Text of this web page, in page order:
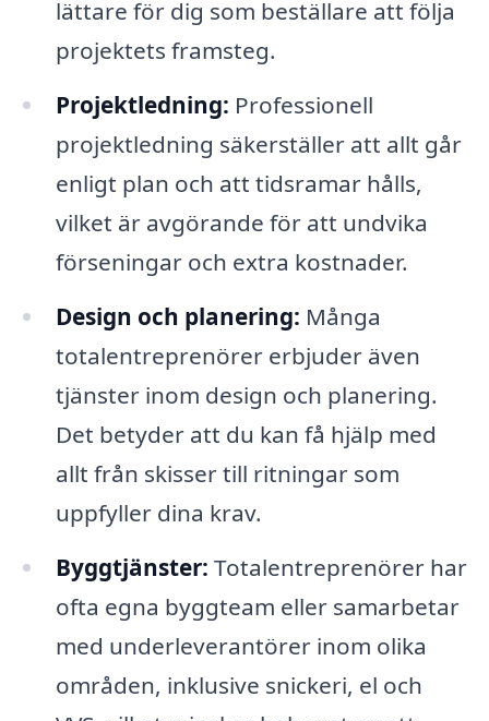
lättare för dig som beställare att följa
projektets framsteg.
Projektledning: Professionell
projektledning säkerställer att allt går
enligt plan och att tidsramar hålls,
vilket är avgörande för att undvika
förseningar och extra kostnader.
Design och planering: Många
totalentreprenörer erbjuder även
tjänster inom design och planering.
Det betyder att du kan få hjälp med
allt från skisser till ritningar som
uppfyller dina krav.
Byggtjänster: Totalentreprenörer har
ofta egna byggteam eller samarbetar
med underleverantörer inom olika
områden, inklusive snickeri, el och